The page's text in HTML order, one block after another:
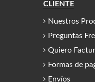
CLIENTE
Nuestros
Preguntas
Quiero
Formas de
Envíos